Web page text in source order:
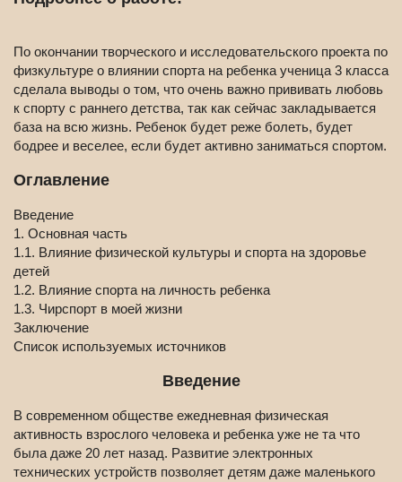
По окончании творческого и исследовательского проекта по
физкультуре о влиянии спорта на ребенка ученица 3 класса
сделала выводы о том, что очень важно прививать любовь
к спорту с раннего детства, так как сейчас закладывается
база на всю жизнь. Ребенок будет реже болеть, будет
бодрее и веселее, если будет активно заниматься спортом.
Оглавление
Введение
1. Основная часть
1.1. Влияние физической культуры и спорта на здоровье
детей
1.2. Влияние спорта на личность ребенка
1.3. Чирспорт в моей жизни
Заключение
Список используемых источников
Введение
В современном обществе ежедневная физическая
активность взрослого человека и ребенка уже не та что
была даже 20 лет назад. Развитие электронных
технических устройств позволяет детям даже маленького